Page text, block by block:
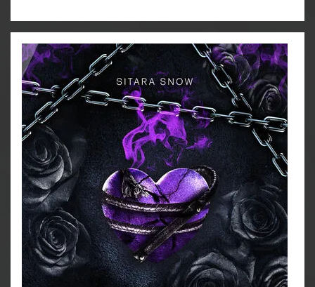
Und hast nicht erkannt, was sich in ihr versteckt.
Jetzt ist es zu spät.
Ich hätte nie erwartet, dass mein Plan, drei
Psychopathen zu manipulieren, so schieflaufen
würde.
Statt meine Freiheit zurückzubekommen, finde ich
mich plötzlich in der Gewalt eines kranken Sadisten
wieder, der nur ein Ziel hat: mich zu brechen.
Ich kämpfe mit all meiner Kraft, doch es scheint
keinen Ausweg zu geben.
Als ich von unerwarteter Seite Hilfe erhalte, muss ich
eine folgenschwere Entscheidung treffen.
Nicht nur mein Leben ist in Gefahr und ein weiteres
Mal sind die Dark Psychos meine einzige Chance.
Der Teufel, das Monster und der Engel ziehen mich
immer tiefer in ihre wahnsinnige Welt voller
Schmerz und Lust.